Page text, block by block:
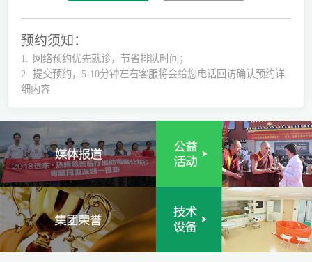
预约须知：
1.
网络预约优先就诊，节省排队时间；
2.
提交预约，5-10分钟左右客服将会给您电话回访确认预约详
细内容